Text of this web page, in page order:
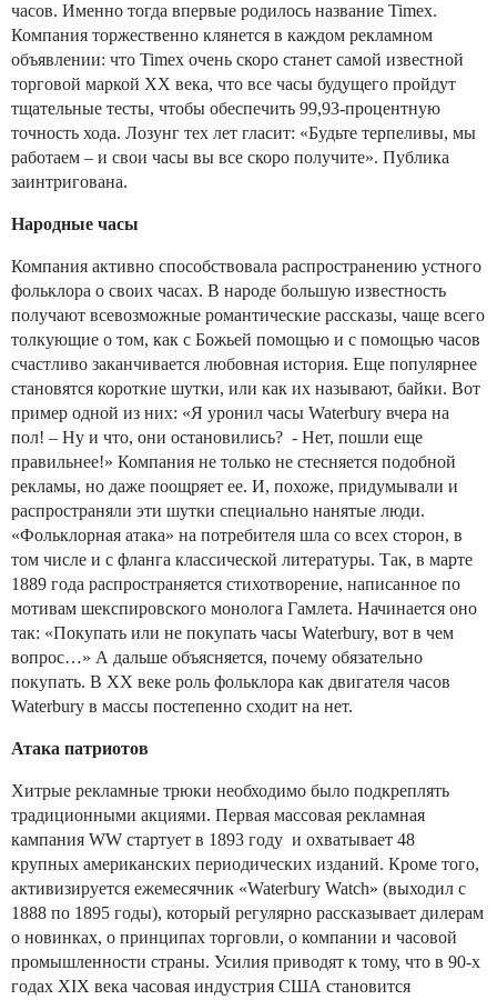
часов. Именно тогда впервые родилось название Timex.
Компания торжественно клянется в каждом рекламном
объявлении: что Timex очень скоро станет самой известной
торговой маркой ХХ века, что все часы будущего пройдут
тщательные тесты, чтобы обеспечить 99,93-процентную
точность хода. Лозунг тех лет гласит: «Будьте терпеливы, мы
работаем – и свои часы вы все скоро получите». Публика
заинтригована.
Народные часы
Компания активно способствовала распространению устного
фольклора о своих часах. В народе большую известность
получают всевозможные романтические рассказы, чаще всего
толкующие о том, как с Божьей помощью и с помощью часов
счастливо заканчивается любовная история. Еще популярнее
становятся короткие шутки, или как их называют, байки. Вот
пример одной из них: «Я уронил часы Waterbury вчера на
пол! – Ну и что, они остановились? - Нет, пошли еще
правильнее!» Компания не только не стесняется подобной
рекламы, но даже поощряет ее. И, похоже, придумывали и
распространяли эти шутки специально нанятые люди.
«Фольклорная атака» на потребителя шла со всех сторон, в
том числе и с фланга классической литературы. Так, в марте
1889 года распространяется стихотворение, написанное по
мотивам шекспировского монолога Гамлета. Начинается оно
так: «Покупать или не покупать часы Waterbury, вот в чем
вопрос…» А дальше объясняется, почему обязательно
покупать. В ХХ веке роль фольклора как двигателя часов
Waterbury в массы постепенно сходит на нет.
Атака патриотов
Хитрые рекламные трюки необходимо было подкреплять
традиционными акциями. Первая массовая рекламная
кампания WW стартует в 1893 году и охватывает 48
крупных американских периодических изданий. Кроме того,
активизируется ежемесячник «Waterbury Watch» (выходил с
1888 по 1895 годы), который регулярно рассказывает дилерам
о новинках, о принципах торговли, о компании и часовой
промышленности страны. Усилия приводят к тому, что в 90-х
годах XIX века часовая индустрия США становится